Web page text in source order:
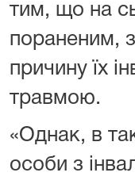
тим, що на
пораненим,
причину їх
травмою.
«Однак, в
особи з